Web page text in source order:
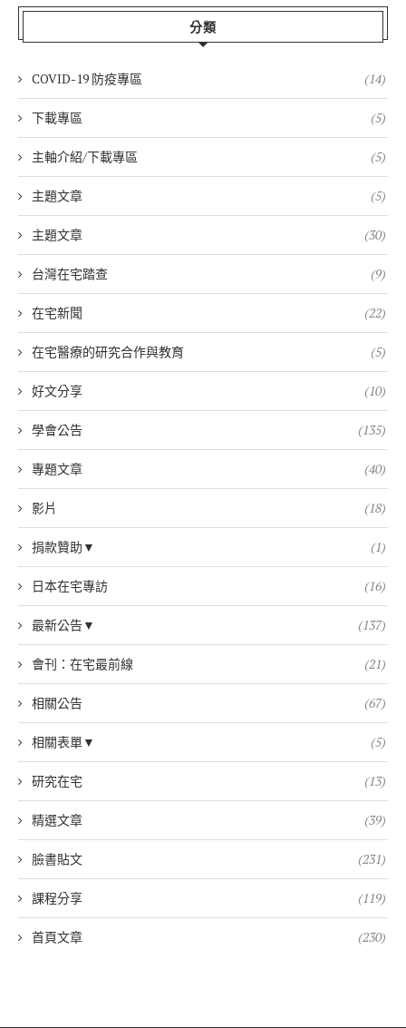
分類
COVID-19 防疫專區 (14)
下載專區 (5)
主軸介紹/下載專區 (5)
主題文章 (5)
主題文章 (30)
台灣在宅踏查 (9)
在宅新聞 (22)
在宅醫療的研究合作與教育 (5)
好文分享 (10)
學會公告 (135)
專題文章 (40)
影片 (18)
捐款贊助▼ (1)
日本在宅專訪 (16)
最新公告▼ (137)
會刊：在宅最前線 (21)
相關公告 (67)
相關表單▼ (5)
研究在宅 (13)
精選文章 (39)
臉書貼文 (231)
課程分享 (119)
首頁文章 (230)